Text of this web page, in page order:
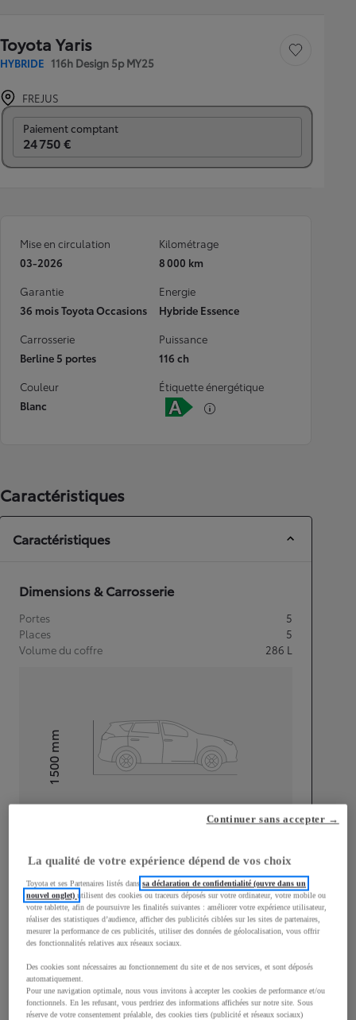
Toyota Yaris
HYBRIDE 116h Design 5p MY25
Sauvegarder le
FREJUS
Paiement comptant
24 750 €
Mise en circulation
03-2026
Kilométrage
8 000 km
Garantie
36 mois Toyota Occasions
Energie
Hybride Essence
Carrosserie
Berline 5 portes
Puissance
116 ch
Couleur
Blanc
Étiquette énergétique
Caractéristiques
Caractéristiques
Dimensions & Carrosserie
Portes
5
Places
5
Volume du coffre
286 L
Longueur
Hauteur1 500
mm
Largeur
1 745mm
Consommation mixte
La qualité de votre expérience dépend de vos choix
Toyota et ses Partenaires listés danssa déclaration de confidentialité (ouvre dans un
nouvel onglet)utilisent des cookies ou traceurs déposés sur votre ordinateur, votre mobile ou
votre tablette, afin de poursuivre les finalités suivantes : améliorer votre expérience utilisateur,
réaliser des statistiques d’audience, afficher des publicités ciblées sur les sites de partenaires,
mesurer la performance de ces publicités, utiliser des données de géolocalisation, vous offrir
des fonctionnalités relatives aux réseaux sociaux.
Des cookies sont nécessaires au fonctionnement du site et de nos services, et sont déposés
automatiquement.
Pour une navigation optimale, nous vous invitons à accepter les cookies de performance et/ou
fonctionnels. En les refusant, vous perdriez des informations affichées sur notre site. Sous
réserve de votre consentement préalable, des cookies tiers (publicité et réseaux sociaux)
Continuer sans accepter →